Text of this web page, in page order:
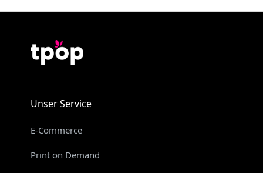
Unser Service
E-Commerce
Print on Demand